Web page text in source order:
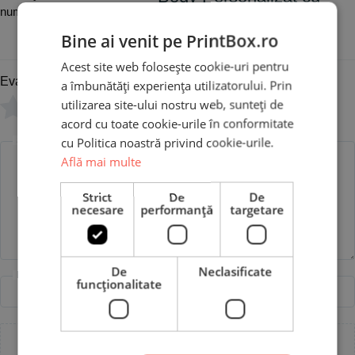
Evaluare
0/5
Scrie recenzia ta
Nume Email
Bine ai venit pe PrintBox.ro
Acest site web folosește cookie-uri pentru
a îmbunătăți experiența utilizatorului. Prin
utilizarea site-ului nostru web, sunteți de
acord cu toate cookie-urile în conformitate
cu Politica noastră privind cookie-urile.
Află mai multe
Strict
necesare
De
performanță
De
targetare
De
funcţionalitate
Neclasificate